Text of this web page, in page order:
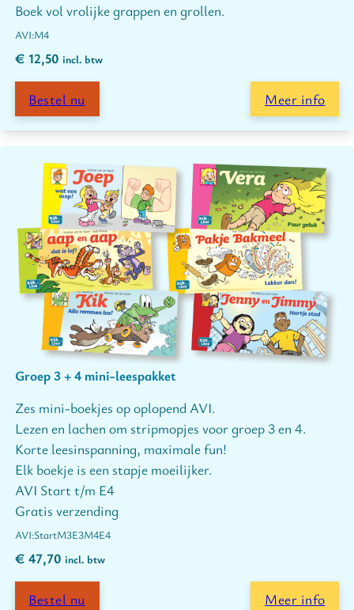
Boek vol vrolijke grappen en grollen.
M4
€ 12,50 incl. btw
Bestel nu Meer info
Groep 3 + 4 mini-leespakket
Zes mini-boekjes op oplopend AVI.
Lezen en lachen om stripmopjes voor groep 3 en 4.
Korte leesinspanning, maximale fun!
Elk boekje is een stapje moeilijker.
AVI Start t/m E4
Gratis verzending
StartM3E3M4E4
€ 47,70 incl. btw
Bestel nu Meer info